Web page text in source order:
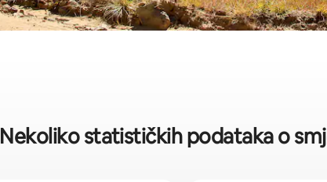
Nekoliko statističkih podataka o